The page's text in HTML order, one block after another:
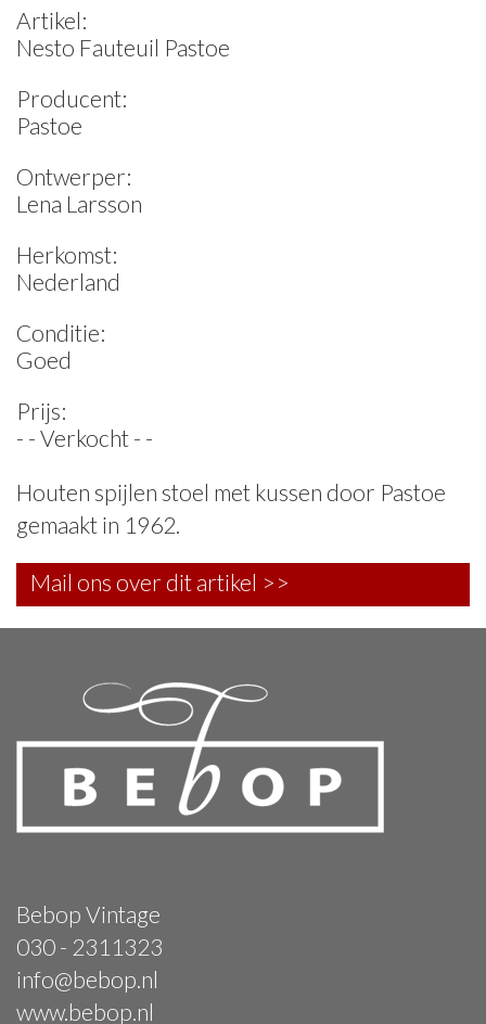
Artikel:
Nesto Fauteuil Pastoe
Producent:
Pastoe
Ontwerper:
Lena Larsson
Herkomst:
Nederland
Conditie:
Goed
Prijs:
- - Verkocht - -
Houten spijlen stoel met kussen door Pastoe
gemaakt in 1962.
Mail ons over dit artikel >>
Bebop Vintage
030 - 2311323
info@bebop.nl
www.bebop.nl